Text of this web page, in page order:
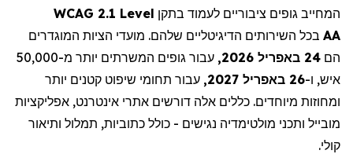
המחייב גופים ציבוריים לעמוד בתקן WCAG 2.1 Level
AA בכל השירותים הדיגיטליים שלהם. מועדי הציות המוגדרים
הם 24 באפריל 2026,
עבור גופים המשרתים יותר מ-50,000
איש, ו-26 באפריל 2027,
עבור תחומי שיפוט קטנים יותר
ומחוזות מיוחדים. כללים אלה דורשים אתרי אינטרנט, אפליקציות
מובייל ותכני מולטימדיה נגישים - כולל כתוביות, תמלול ותיאור
קולי.